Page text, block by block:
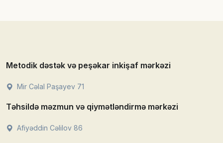
Metodik dəstək və peşəkar inkişaf mərkəzi
Mir Cəlal Paşayev 71
Təhsildə məzmun və qiymətləndirmə mərkəzi
Afiyəddin Cəlilov 86